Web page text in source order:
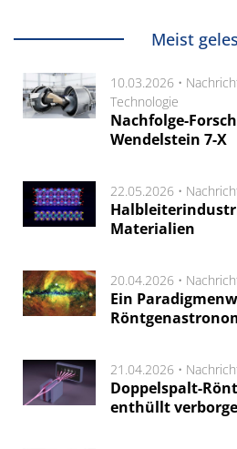
Meist
10.03.2026 •
Technologie
Nachfolge-
Wendelstein 7-X
22.05.2026 •
Materialien
20.04.2026 •
Ein
21.04.2026 •
Doppelspalt-
enthüllt